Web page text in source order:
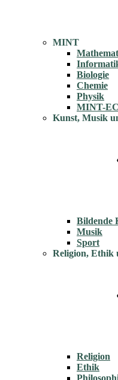
MINT
Biologie
Chemie
Physik
MINT-
Kunst, Musik
Bildende
Musik
Sport
Religion, Ethik
Religion
Ethik